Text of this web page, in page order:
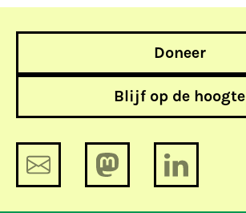
Doneer
Blijf op de hoogte